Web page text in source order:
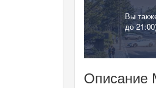
Вы
до
Описание